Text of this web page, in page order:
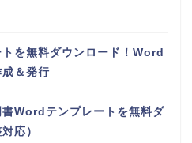
を無料ダウンロード！Word
＆発行
Wordテンプレートを無料ダ
応）